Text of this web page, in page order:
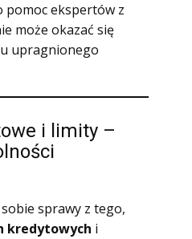
pomoc ekspertów z
może okazać się
upragnionego
i limity –
sprawy z tego,
kredytowych i